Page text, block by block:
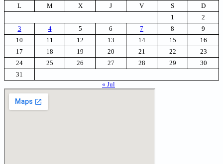
L
M X J V S
D
1
2
3
4 5 6 7 8
9
10
11 12 13 14 15
16
17
18 19 20 21 22
23
24
25 26 27 28 29
30
31
« Jul